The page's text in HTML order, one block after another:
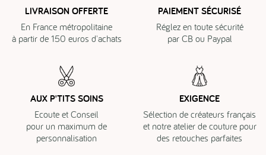
LIVRAISON OFFERTE
En France métropolitaine
à partir de 150 euros d'achats
PAIEMENT SÉCURISÉ
Réglez en toute sécurité
par CB ou Paypal
AUX P'TITS SOINS
Ecoute et Conseil
pour un maximum de
personnalisation
EXIGENCE
Sélection de créateurs français
et notre atelier de couture pour
des retouches parfaites